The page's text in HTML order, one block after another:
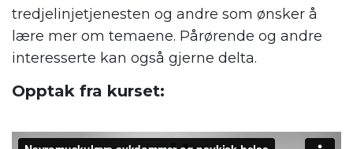
tredjelinjetjenesten og andre som ønsker å
lære mer om temaene. Pårørende og andre
interesserte kan også gjerne delta.
Opptak fra kurset: